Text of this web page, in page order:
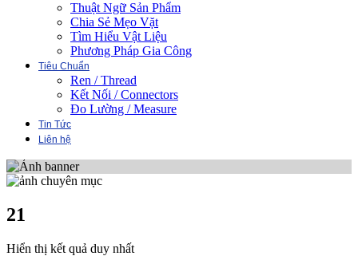
Thuật Ngữ Sản Phẩm
Chia Sẻ Mẹo Vặt
Tìm Hiểu Vật Liệu
Phương Pháp Gia Công
Tiêu Chuẩn
Ren / Thread
Kết Nối / Connectors
Đo Lường / Measure
Tin Tức
Liên hệ
21
Hiển thị kết quả duy nhất